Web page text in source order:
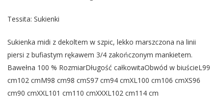
Tessita: Sukienki
Sukienka midi z dekoltem w szpic, lekko marszczona na linii
piersi z bufiastym rękawem 3/4 zakończonym mankietem.
Bawełna 100 % RozmiarDługość całkowitaObwód w biuścieL99
cm102 cmM98 cm98 cmS97 cm94 cmXL100 cm106 cmXS96
cm90 cmXXL101 cm110 cmXXXL102 cm114 cm